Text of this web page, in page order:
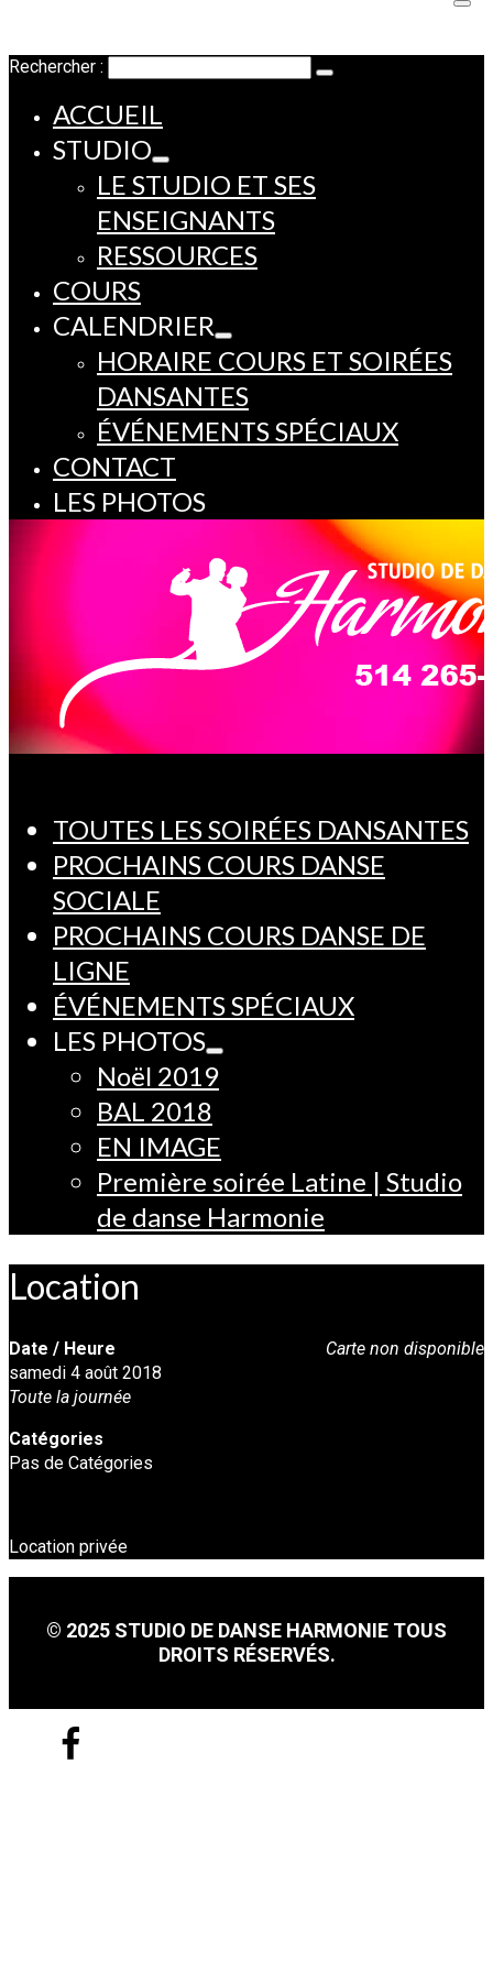
Rechercher :
ACCUEIL
STUDIO
LE STUDIO ET SES
ENSEIGNANTS
RESSOURCES
COURS
CALENDRIER
HORAIRE COURS ET SOIRÉES
DANSANTES
ÉVÉNEMENTS SPÉCIAUX
CONTACT
LES PHOTOS
TOUTES LES SOIRÉES DANSANTES
PROCHAINS COURS DANSE
SOCIALE
PROCHAINS COURS DANSE DE
LIGNE
ÉVÉNEMENTS SPÉCIAUX
LES PHOTOS
Noël 2019
BAL 2018
EN IMAGE
Première soirée Latine | Studio
de danse Harmonie
Location
Carte non disponible
Date / Heure
samedi 4 août 2018
Toute la journée
Catégories
Pas de Catégories
Location privée
© 2025 STUDIO DE DANSE HARMONIE TOUS
DROITS RÉSERVÉS.